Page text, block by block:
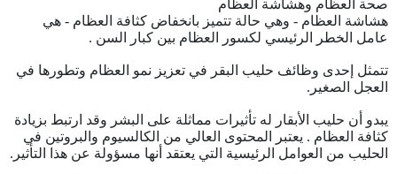
صحة العظام وهشاشة العظام
هشاشة العظام - وهي حالة تتميز بانخفاض كثافة العظام - هي
عامل الخطر الرئيسي لكسور العظام بين كبار السن .
تتمثل إحدى وظائف حليب البقر في تعزيز نمو العظام وتطورها في
العجل الصغير.
يبدو أن حليب الأبقار له تأثيرات مماثلة على البشر وقد ارتبط بزيادة
كثافة العظام . يعتبر المحتوى العالي من الكالسيوم والبروتين في
الحليب من العوامل الرئيسية التي يعتقد أنها مسؤولة عن هذا التأثير.